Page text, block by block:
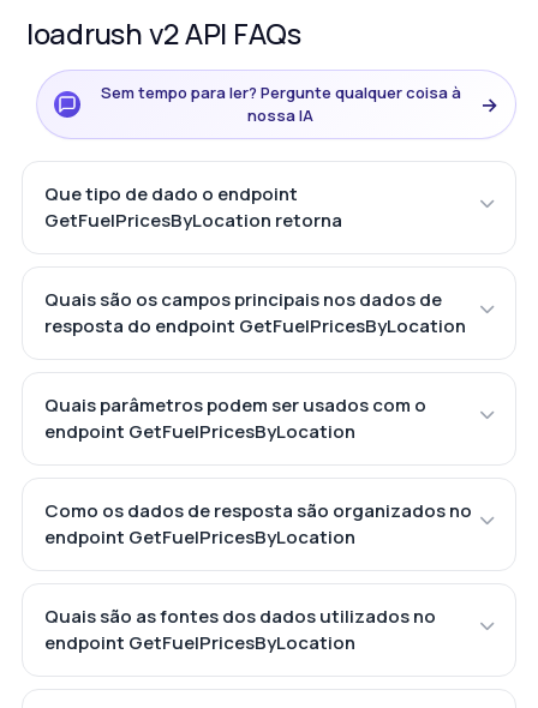
loadrush v2 API FAQs
Sem tempo para ler? Pergunte qualquer coisa à
nossa IA
→
Que tipo de dado o endpoint
GetFuelPricesByLocation retorna
Quais são os campos principais nos dados de
resposta do endpoint GetFuelPricesByLocation
Quais parâmetros podem ser usados com o
endpoint GetFuelPricesByLocation
Como os dados de resposta são organizados no
endpoint GetFuelPricesByLocation
Quais são as fontes dos dados utilizados no
endpoint GetFuelPricesByLocation